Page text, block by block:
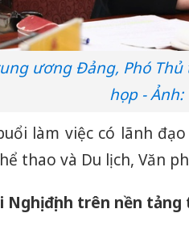
ương Đảng, Phó
họp - Ảnh:
làm việc có lãnh
thao và Du lịch, Văn
Nghị định trên nền